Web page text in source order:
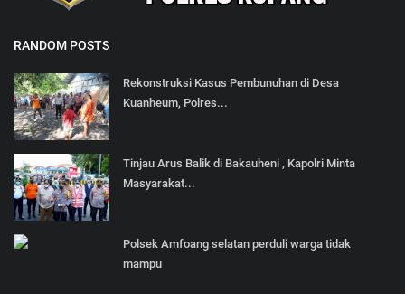
RANDOM POSTS
Rekonstruksi Kasus Pembunuhan di Desa
Kuanheum, Polres...
Tinjau Arus Balik di Bakauheni , Kapolri Minta
Masyarakat...
Polsek Amfoang selatan perduli warga tidak
mampu